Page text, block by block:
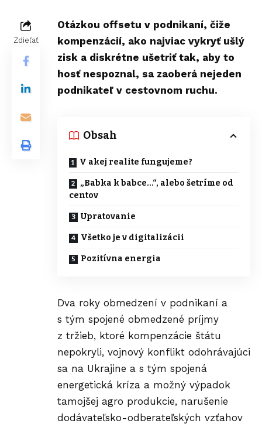
Zdieľať
Otázkou offsetu v podnikaní, čiže
kompenzácií, ako najviac vykryť ušlý
zisk a diskrétne ušetriť tak, aby to
hosť nespoznal, sa zaoberá nejeden
podnikateľ v cestovnom ruchu.
Obsah
V akej realite fungujeme?
„Babka k babce…“, alebo šetríme od
centov
Upratovanie
Všetko je v digitalizácii
Pozitívna energia
Dva roky obmedzení v podnikaní a
s tým spojené obmedzené príjmy
z tržieb, ktoré kompenzácie štátu
nepokryli, vojnový konflikt odohrávajúci
sa na Ukrajine a s tým spojená
energetická kríza a možný výpadok
tamojšej agro produkcie, narušenie
dodávateľsko-odberateľských vzťahov